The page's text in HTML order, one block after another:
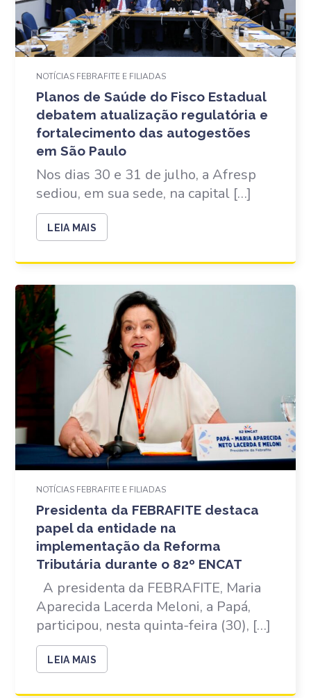
NOTÍCIAS FEBRAFITE E FILIADAS
Planos de Saúde do Fisco Estadual
debatem atualização regulatória e
fortalecimento das autogestões
em São Paulo
Nos dias 30 e 31 de julho, a Afresp
sediou, em sua sede, na capital […]
LEIA MAIS
NOTÍCIAS FEBRAFITE E FILIADAS
Presidenta da FEBRAFITE destaca
papel da entidade na
implementação da Reforma
Tributária durante o 82º ENCAT
A presidenta da FEBRAFITE, Maria
Aparecida Lacerda Meloni, a Papá,
participou, nesta quinta-feira (30), […]
LEIA MAIS